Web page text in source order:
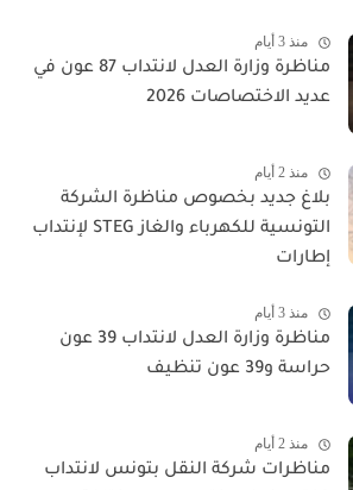
منذ 3 أيام
مناظرة وزارة العدل لانتداب 87 عون في
عديد الاختصاصات 2026
منذ 2 أيام
بلاغ جديد بخصوص مناظرة الشركة
التونسية للكهرباء والغاز STEG لإنتداب
إطارات
منذ 3 أيام
مناظرة وزارة العدل لانتداب 39 عون
حراسة و39 عون تنظيف
منذ 2 أيام
مناظرات شركة النقل بتونس لانتداب